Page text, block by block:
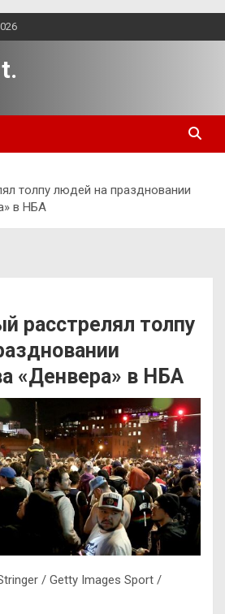
толпу людей на праздновании
в НБА
расстрелял толпу
«Денвера» в НБА
/ Getty Images Sport /